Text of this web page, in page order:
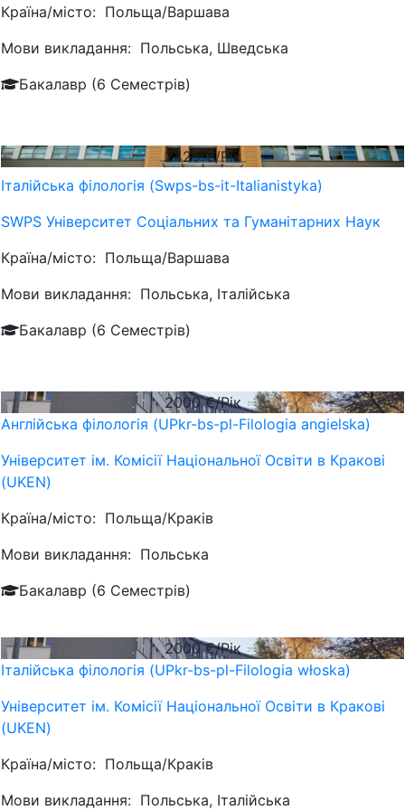
Країна/місто: Польща/Варшава
Мови викладання: Польська, Шведська
Бакалавр (6 Семестрів)
2425€/Рік
Італійська філологія (Swps-bs-it-Italianistyka)
SWPS Університет Соціальних та Гуманітарних Наук
Країна/місто: Польща/Варшава
Мови викладання: Польська, Італійська
Бакалавр (6 Семестрів)
2000€/Рік
Англійська філологія (UPkr-bs-pl-Filologia angielska)
Університет ім. Комісії Національної Освіти в Кракові
(UKEN)
Країна/місто: Польща/Краків
Мови викладання: Польська
Бакалавр (6 Семестрів)
2000€/Рік
Італійська філологія (UPkr-bs-pl-Filologia włoska)
Університет ім. Комісії Національної Освіти в Кракові
(UKEN)
Країна/місто: Польща/Краків
Мови викладання: Польська, Італійська